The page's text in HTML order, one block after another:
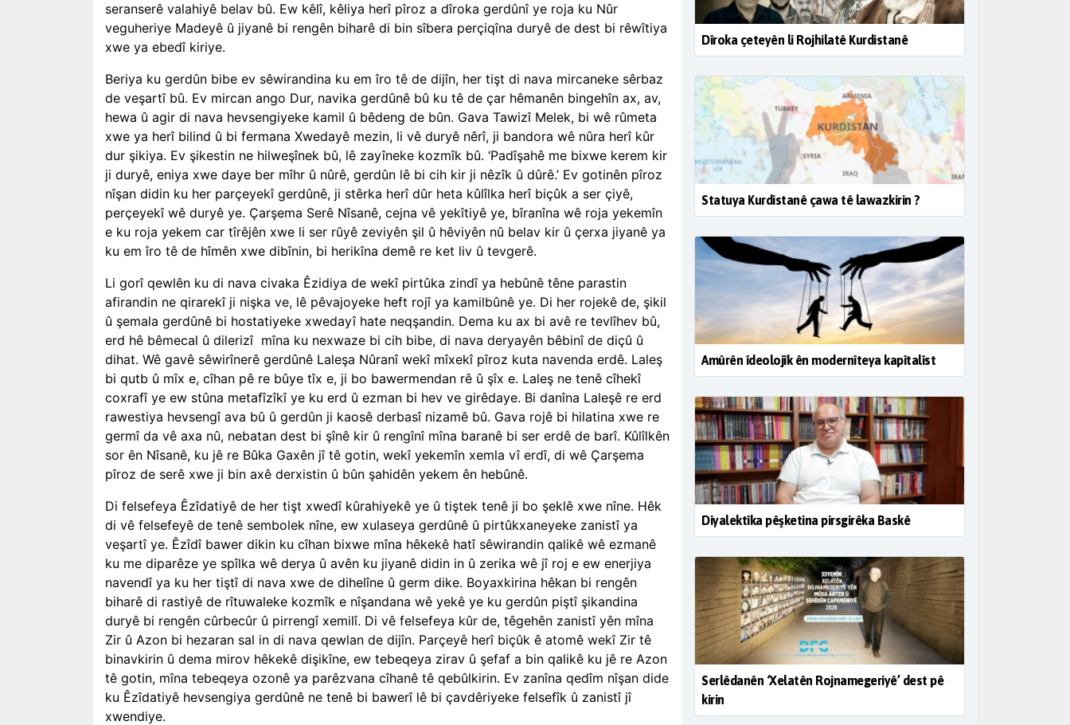
seranserê valahiyê belav bû. Ew kêlî, kêliya herî pîroz a dîroka gerdûnî ye roja ku Nûr
veguheriye Madeyê û jiyanê bi rengên biharê di bin sîbera perçiqîna duryê de dest bi rêwîtiya
xwe ya ebedî kiriye.
Beriya ku gerdûn bibe ev sêwirandina ku em îro tê de dijîn, her tişt di nava mircaneke sêrbaz
de veşartî bû. Ev mircan ango Dur, navika gerdûnê bû ku tê de çar hêmanên bingehîn ax, av,
hewa û agir di nava hevsengiyeke kamil û bêdeng de bûn. Gava Tawizî Melek, bi wê rûmeta
xwe ya herî bilind û bi fermana Xwedayê mezin, li vê duryê nêrî, ji bandora wê nûra herî kûr
dur şikiya. Ev şikestin ne hilweşînek bû, lê zayîneke kozmîk bû. ‘Padîşahê me bixwe kerem kir
ji duryê, eniya xwe daye ber mîhr û nûrê, gerdûn lê bi cih kir ji nêzîk û dûrê.’ Ev gotinên pîroz
nîşan didin ku her parçeyekî gerdûnê, ji stêrka herî dûr heta kûlîlka herî biçûk a ser çiyê,
perçeyekî wê duryê ye. Çarşema Serê Nîsanê, cejna vê yekîtiyê ye, bîranîna wê roja yekemîn
e ku roja yekem car tîrêjên xwe li ser rûyê zeviyên şil û hêviyên nû belav kir û çerxa jiyanê ya
ku em îro tê de hîmên xwe dibînin, bi herikîna demê re ket liv û tevgerê.
Li gorî qewlên ku di nava civaka Êzidiya de wekî pirtûka zindî ya hebûnê têne parastin
afirandin ne qirarekî ji nişka ve, lê pêvajoyeke heft rojî ya kamilbûnê ye. Di her rojekê de, şikil
û şemala gerdûnê bi hostatiyeke xwedayî hate neqşandin. Dema ku ax bi avê re tevlîhev bû,
erd hê bêmecal û dilerizî mîna ku nexwaze bi cih bibe, di nava deryayên bêbinî de diçû û
dihat. Wê gavê sêwirînerê gerdûnê Laleşa Nûranî wekî mîxekî pîroz kuta navenda erdê. Laleş
bi qutb û mîx e, cîhan pê re bûye tîx e, ji bo bawermendan rê û şîx e. Laleş ne tenê cîhekî
coxrafî ye ew stûna metafîzîkî ye ku erd û ezman bi hev ve girêdaye. Bi danîna Laleşê re erd
rawestiya hevsengî ava bû û gerdûn ji kaosê derbasî nizamê bû. Gava rojê bi hilatina xwe re
germî da vê axa nû, nebatan dest bi şînê kir û rengînî mîna baranê bi ser erdê de barî. Kûlîlkên
sor ên Nîsanê, ku jê re Bûka Gaxên jî tê gotin, wekî yekemîn xemla vî erdî, di wê Çarşema
pîroz de serê xwe ji bin axê derxistin û bûn şahidên yekem ên hebûnê.
Di felsefeya Êzîdatiyê de her tişt xwedî kûrahiyekê ye û tiştek tenê ji bo şeklê xwe nîne. Hêk
di vê felsefeyê de tenê sembolek nîne, ew xulaseya gerdûnê û pirtûkxaneyeke zanistî ya
veşartî ye. Êzîdî bawer dikin ku cîhan bixwe mîna hêkekê hatî sêwirandin qalikê wê ezmanê
ku me diparêze ye spîlka wê derya û avên ku jiyanê didin in û zerika wê jî roj e ew enerjiya
navendî ya ku her tiştî di nava xwe de dihelîne û germ dike. Boyaxkirina hêkan bi rengên
biharê di rastiyê de rîtuwaleke kozmîk e nîşandana wê yekê ye ku gerdûn piştî şikandina
duryê bi rengên cûrbecûr û pirrengî xemilî. Di vê felsefeya kûr de, têgehên zanistî yên mîna
Zir û Azon bi hezaran sal in di nava qewlan de dijîn. Parçeyê herî biçûk ê atomê wekî Zir tê
binavkirin û dema mirov hêkekê dişikîne, ew tebeqeya zirav û şefaf a bin qalikê ku jê re Azon
tê gotin, mîna tebeqeya ozonê ya parêzvana cîhanê tê qebûlkirin. Ev zanîna qedîm nîşan dide
ku Êzîdatiyê hevsengiya gerdûnê ne tenê bi bawerî lê bi çavdêriyeke felsefîk û zanistî jî
xwendiye.
Dîroka çeteyên li Rojhilatê Kurdistanê
Statuya Kurdistanê çawa tê lawazkirin ?
Amûrên îdeolojîk ên modernîteya kapîtalîst
Diyalektîka pêşketina pirsgirêka Baskê
Serlêdanên ‘Xelatên Rojnamegeriyê’ dest pê
kirin